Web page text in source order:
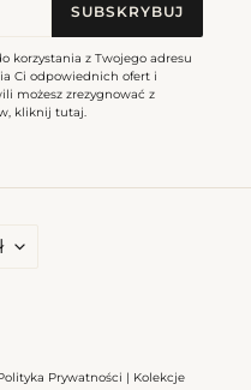
SUBSKRYBUJ
korzystania z Twojego adresu
Ci odpowiednich ofert i
możesz zrezygnować z
kliknij tutaj.
Prywatności | Kolekcje